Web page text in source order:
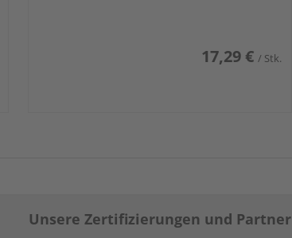
17,29 € / Stk.
Unsere Zertifizierungen und Partner